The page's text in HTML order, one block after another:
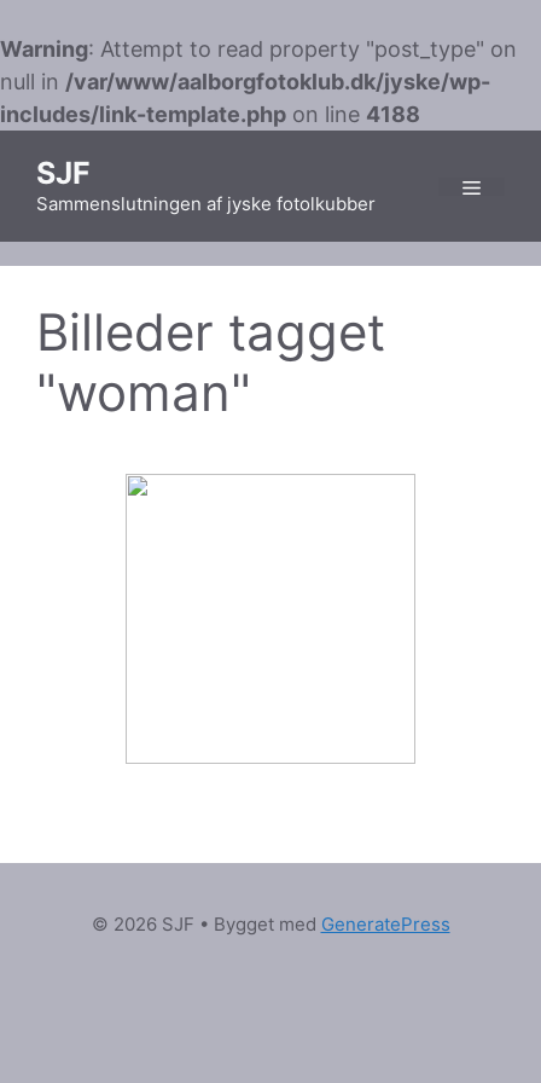
Warning: Attempt to read property "post_type" on
null in /var/www/aalborgfotoklub.dk/jyske/wp-
includes/link-template.php on line 4188
indhold
SJF
Sammenslutningen af jyske fotolkubber
Billeder tagget
"woman"
© 2026 SJF • Bygget med GeneratePress